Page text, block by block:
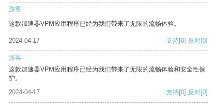
游客
这款加速器VPM应用程序已经为我们带来了无限的流畅体验。
2024-04-17 支持[0] 反对[0]
游客
这款加速器VPM应用程序已经为我们带来了无限的流畅体验和安全性保
护。
2024-04-17
支持[0] 反对[0]